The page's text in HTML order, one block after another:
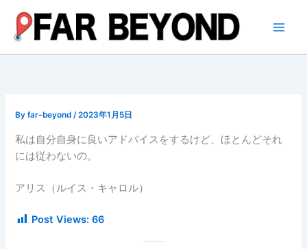
ス
Byfar-beyond/2023年1月5日
私は自分自身に良いアドバイスをするけど、ほとんどそれ
には従わないの。
アリス（ルイス・キャロル）
Post Views: 66